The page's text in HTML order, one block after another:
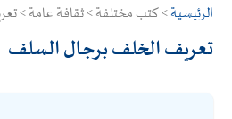
الرئيسية> كتب مختلفة > ثقافة عامة >
تعريف الخلف برجال السلف